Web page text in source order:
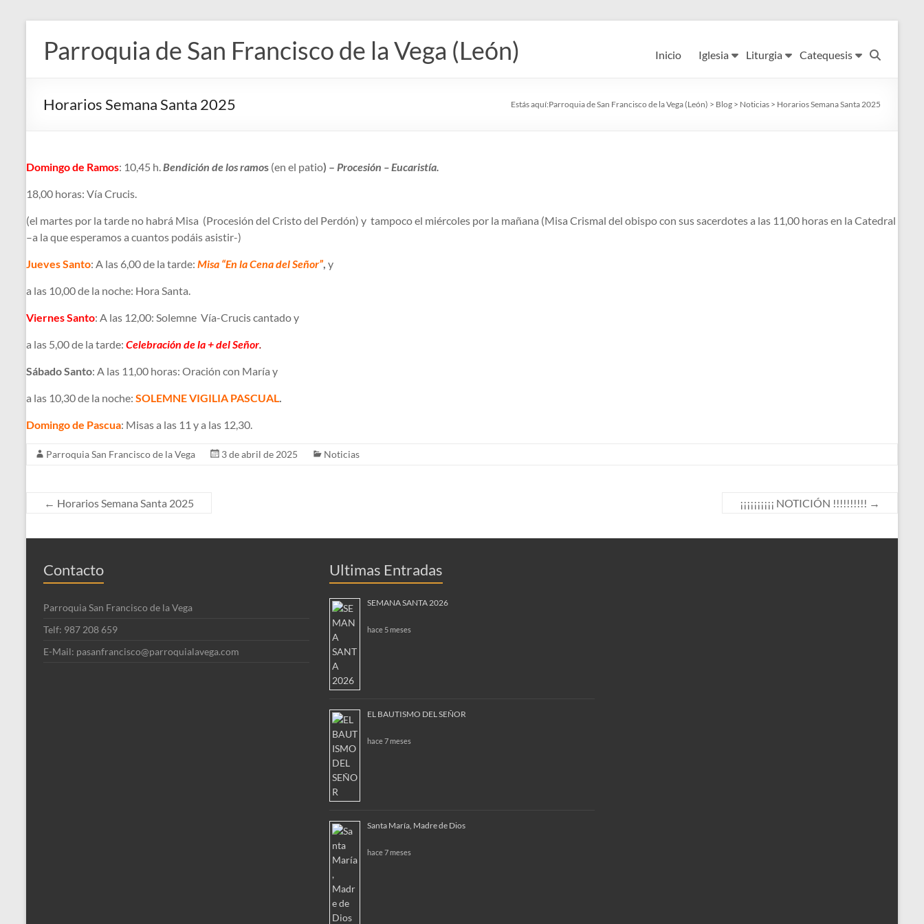
contenido
Parroquia de San Francisco de la Vega (León) Inicio Iglesia Liturgia Catequesis
Horarios Semana Santa 2025 Estás aquí:Parroquia de San Francisco de la Vega (León) > Blog > Noticias > Horarios Semana Santa 2025
Domingo de Ramos: 10,45 h.Bendición de los ramos (en el patio) – Procesión – Eucaristía.
18,00 horas: Vía Crucis.
(el martes por la tarde no habrá Misa (Procesión del Cristo del Perdón) y tampoco el miércoles por la mañana (Misa Crismal del obispo con sus sacerdotes a las 11,00 horas en la Catedral
–a la que esperamos a cuantos podáis asistir-)
Jueves Santo: A las 6,00 de la tarde: Misa “En la Cena del Señor”, y
a las 10,00 de la noche: Hora Santa.
Viernes Santo: A las 12,00: Solemne Vía-Crucis cantado y
a las 5,00 de la tarde: Celebración de la + del Señor.
Sábado Santo: A las 11,00 horas: Oración con María y
a las 10,30 de la noche: SOLEMNE VIGILIA PASCUAL.
Domingo de Pascua: Misas a las 11 y a las 12,30.
Parroquia San Francisco de la Vega 3 de abril de 2025 Noticias
← Horarios Semana Santa 2025 ¡¡¡¡¡¡¡¡¡¡ NOTICIÓN !!!!!!!!!! →
Contacto
Parroquia San Francisco de la Vega
Telf: 987 208 659
E-Mail: pasanfrancisco@parroquialavega.com
Ultimas Entradas
SEMANA SANTA 2026
hace 5 meses
EL BAUTISMO DEL SEÑOR
hace 7 meses
Santa María, Madre de Dios
hace 7 meses